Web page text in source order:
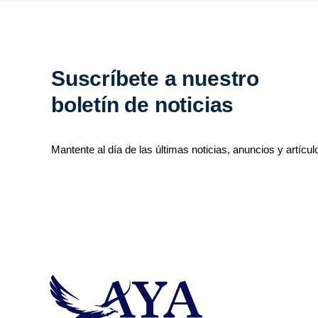
Suscríbete a nuestro
boletín de noticias
Mantente al día de las últimas noticias, anuncios y